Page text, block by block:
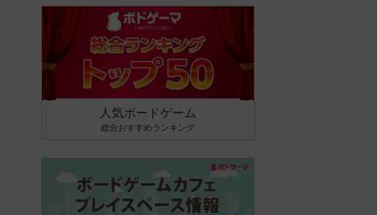
人気ボードゲーム
総合おすすめランキング